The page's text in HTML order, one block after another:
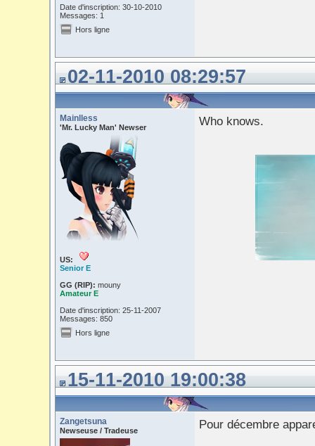
Date d'inscription: 30-10-2010
Messages: 1
Hors ligne
02-11-2010 08:29:57
Mainlless
'Mr. Lucky Man' Newser
US:
Senior E
GG (RIP): mouny
Amateur E
Date d'inscription: 25-11-2007
Messages: 850
Who knows.
Hors ligne
15-11-2010 19:00:38
Zangetsuna
Newseuse / Tradeuse Pour décembre